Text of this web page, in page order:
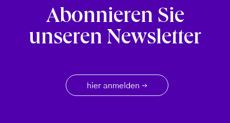
Abonnieren Sie
unseren Newsletter
hier anmelden →